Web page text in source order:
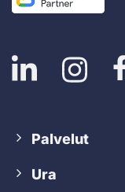
Palvelut
Ura